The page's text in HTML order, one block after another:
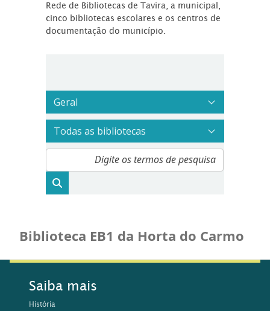
Rede de Bibliotecas de Tavira, a municipal,
cinco bibliotecas escolares e os centros de
documentação do município.
Biblioteca EB1 da Horta do Carmo
Saiba mais
História